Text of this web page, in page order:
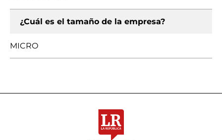
¿Cuál es el tamaño de la empresa?
MICRO